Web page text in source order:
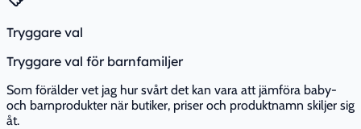
Tryggare val
Tryggare val för barnfamiljer
Som förälder vet jag hur svårt det kan vara att jämföra baby-
och barnprodukter när butiker, priser och produktnamn skiljer sig
åt.